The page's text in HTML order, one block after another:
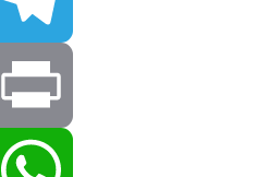
Telegram
Print